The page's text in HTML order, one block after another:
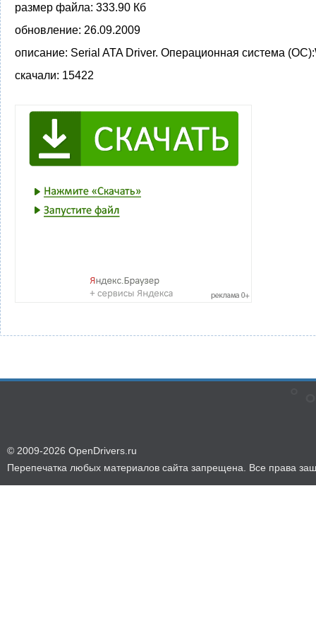
размер файла: 333.90 Кб
обновление: 26.09.2009
описание: Serial ATA Driver. Операционная система
скачали: 15422
© 2009-2026 OpenDrivers.ru
Перепечатка любых материалов сайта запрещена. Все права